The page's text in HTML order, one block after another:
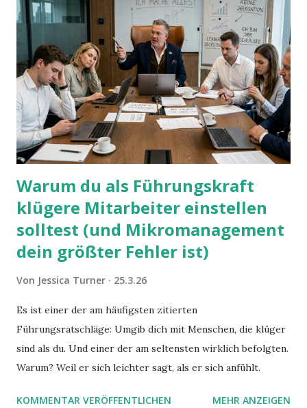
Warum du als Führungskraft
klügere Mitarbeiter einstellen
solltest (und Mikromanagement
dein größter Fehler ist)
Von Jessica Turner 25.3.26
Es ist einer der am häufigsten zitierten
Führungsratschläge: Umgib dich mit Menschen, die klüger
sind als du. Und einer der am seltensten wirklich befolgten.
Warum? Weil er sich leichter sagt, als er sich anfühlt.
KOMMENTAR VERÖFFENTLICHEN MEHR ANZEIGEN